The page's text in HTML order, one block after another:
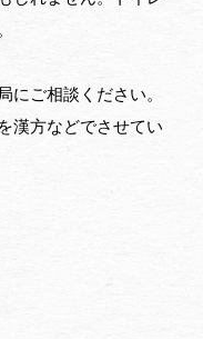
にご相談ください。
漢方などでさせてい